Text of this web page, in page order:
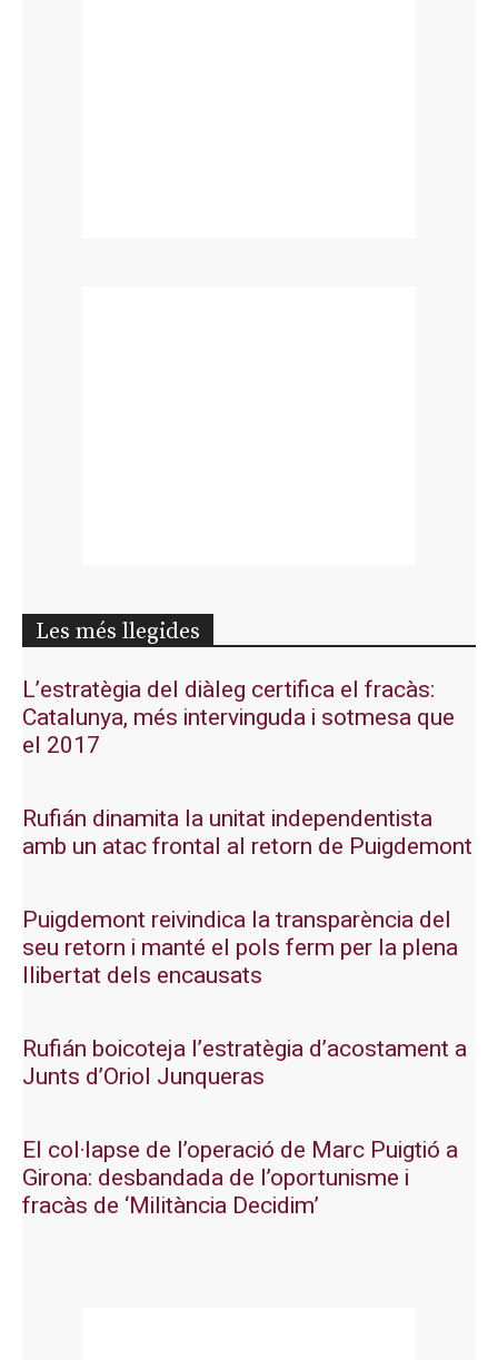
Les més llegides
L’estratègia del diàleg certifica el fracàs:
Catalunya, més intervinguda i sotmesa que
el 2017
Rufián dinamita la unitat independentista
amb un atac frontal al retorn de Puigdemont
Puigdemont reivindica la transparència del
seu retorn i manté el pols ferm per la plena
llibertat dels encausats
Rufián boicoteja l’estratègia d’acostament a
Junts d’Oriol Junqueras
El col·lapse de l’operació de Marc Puigtió a
Girona: desbandada de l’oportunisme i
fracàs de ‘Militància Decidim’